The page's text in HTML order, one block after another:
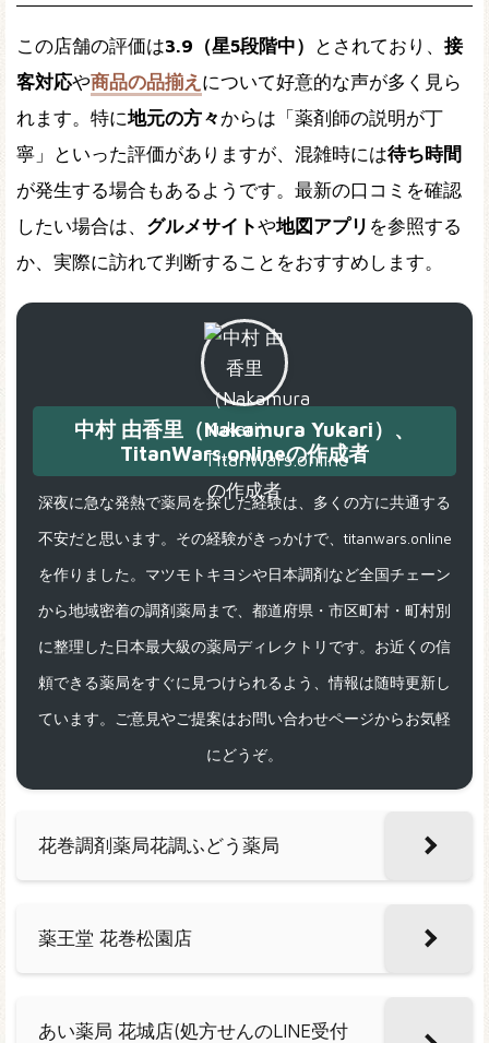
この店舗の評価は3.9（星5段階中） とされており、 接
客対応や商品の品揃え について好意的な声が多く見ら
れます。特に地元の方々 からは「薬剤師の説明が丁
寧」といった評価がありますが、混雑時には待ち時間
が発生する場合もあるようです。最新の口コミを確認
したい場合は、 グルメサイトや地図アプリ を参照する
か、実際に訪れて判断することをおすすめします。
中村 由香里（Nakamura Yukari）、
TitanWars.onlineの作成者
深夜に急な発熱で薬局を探した経験は、多くの方に共通する
不安だと思います。その経験がきっかけで、titanwars.online
を作りました。マツモトキヨシや日本調剤など全国チェーン
から地域密着の調剤薬局まで、都道府県・市区町村・町村別
に整理した日本最大級の薬局ディレクトリです。お近くの信
頼できる薬局をすぐに見つけられるよう、情報は随時更新し
ています。ご意見やご提案はお問い合わせページからお気軽
にどうぞ。
花巻調剤薬局花調ふどう薬局
薬王堂 花巻松園店
あい薬局 花城店(処方せんのLINE受付